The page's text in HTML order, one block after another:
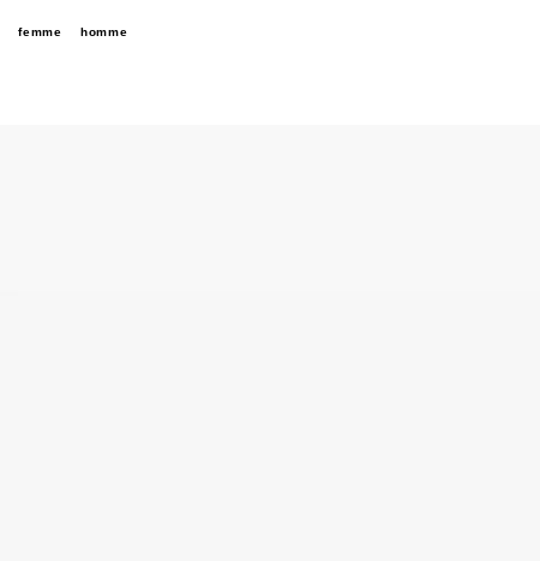
femme homme